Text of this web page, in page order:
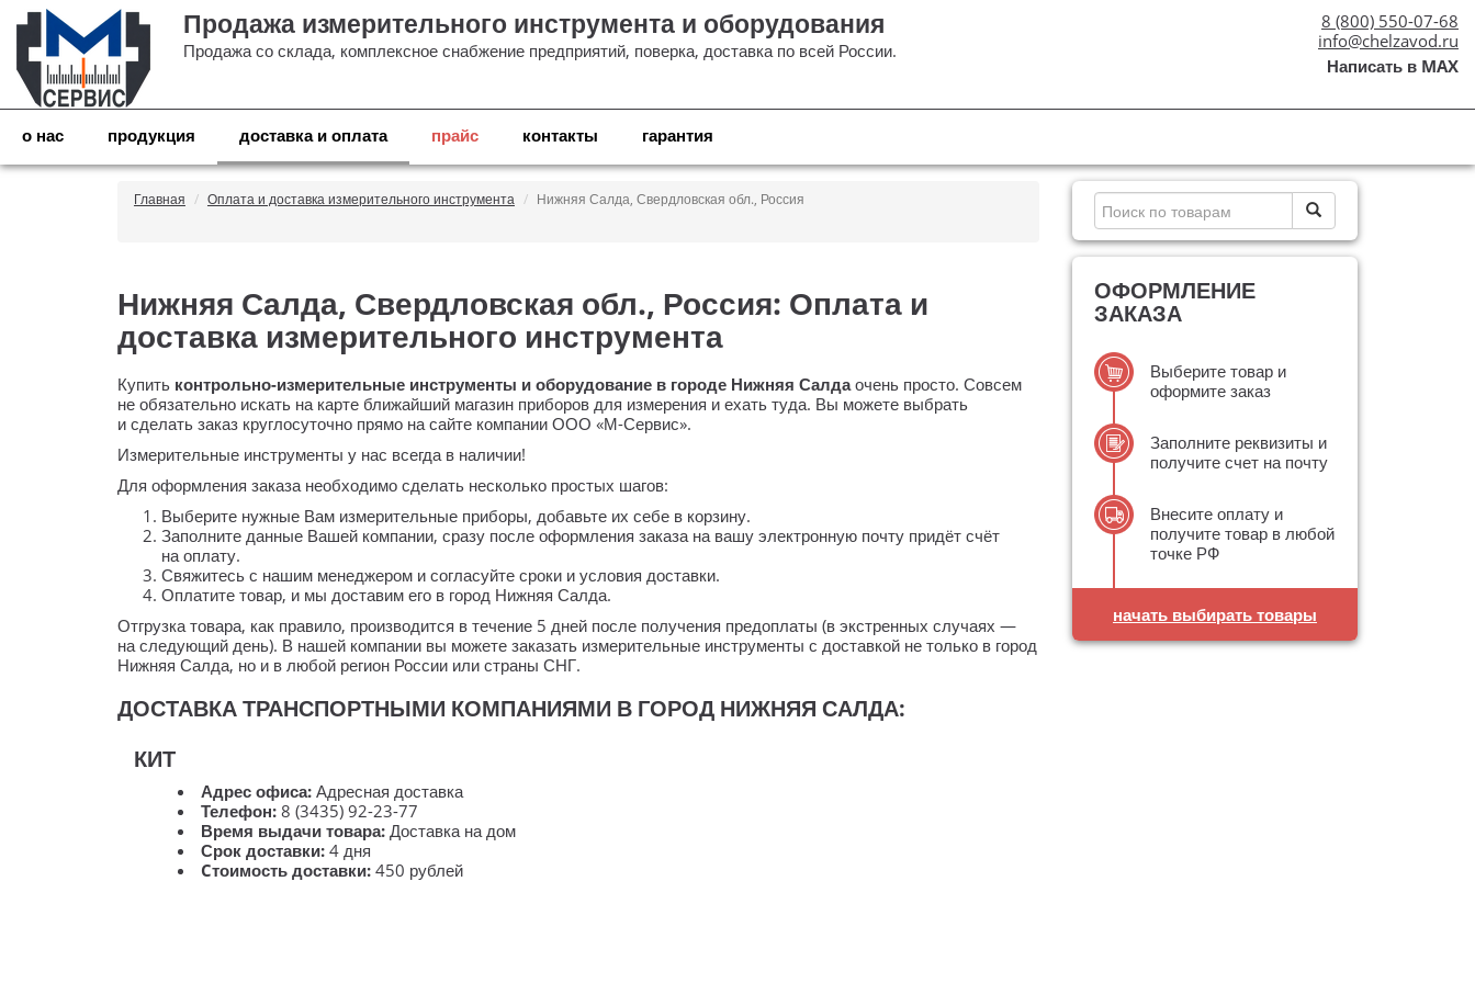
Продажа измерительного инструмента и оборудования
Продажа со склада, комплексное снабжение предприятий, поверка, доставка по всей России.
8 (800) 550-07-68
info@chelzavod.ru
Написать в MAX
о нас продукция доставка и оплата прайс контакты гарантия
Главная Оплата и доставка измерительного инструмента Нижняя Салда, Свердловская обл., Россия
Нижняя Салда, Свердловская обл., Россия: Оплата и
доставка измерительного инструмента
Купить контрольно-измерительныеинструменты и оборудование в городе Нижняя Салдаочень просто. Совсем
не обязательно искать на карте ближайший магазин приборов для измерения и ехать туда. Вы можете выбрать
и сделать заказ круглосуточно прямо на сайте компании ООО «М-Сервис».
Измерительные инструменты у нас всегда в наличии!
Для оформления заказа необходимо сделать несколько простых шагов:
Выберите нужные Вам измерительные приборы, добавьте их себе в корзину.
Заполните данные Вашей компании, сразу после оформления заказа на вашу электронную почту придёт счёт
на оплату.
Свяжитесь с нашим менеджером и согласуйте сроки и условия доставки.
Оплатите товар, и мы доставим его в город Нижняя Салда.
Отгрузка товара, как правило, производится в течение 5 дней после получения предоплаты (в экстренных случаях —
на следующий день). В нашей компании вы можете заказать измерительные инструменты с доставкой не только в город
Нижняя Салда, но и в любой регион России или страны СНГ.
ДОСТАВКА ТРАНСПОРТНЫМИ КОМПАНИЯМИ В ГОРОД НИЖНЯЯ САЛДА:
КИТ
Адрес офиса: Адресная доставка
Телефон: 8 (3435) 92-23-77
Время выдачи товара: Доставка на дом
Срок доставки: 4 дня
Cтоимость доставки: 450 рублей
ОФОРМЛЕНИЕ
ЗАКАЗА
Выберите товар и
оформите заказ
Заполните реквизиты и
получите счет на почту
Внесите оплату и
получите товар в любой
точке РФ
начать выбирать товары